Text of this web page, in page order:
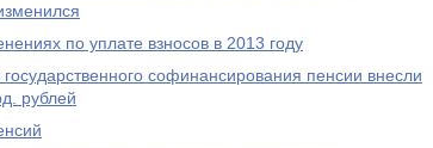
по уплате взносов в 2013 году
софинансирования пенсии внесли
рублей